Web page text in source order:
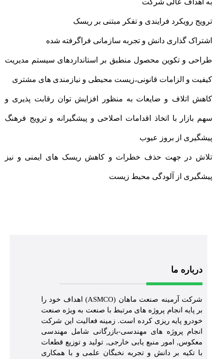
به اهداف عالی شرکت
ترویج رویکرد فرایندی و تفکر مبتنی بر ریسک
اشتراک گذاری دانش و تجربه سازمانی فراگرفته شده
طراحی و تکوین محصول منطبق بر استانداردهای سیستم مدیریت
کیفیت و الزامات قانونی،زیست محیطی و نیازمندی های مشتری
کاهش اتلاف و ضایعات به منظور افزایش توان رقابت پذیری و
سهم بازار با اتخاذ اقدامات اصلاحی و پیشگیرانه و ترویج فرهنگ
پیشگیری از بروز عیوب
تلاش در جهت حذف خطرات و کاهش ریسک های ایمنی و نیز
پیشگیری از آلودگی محیط زیست
درباره ما
شرکت آرمینه صنعت ماهان (ASMCO) اهداف خود را
بر پایه انجام پروژه های مرتبط با صنعت به ویژه صنعت
خودرو پایه ریزی کرده است. زمینه فعالیت این شرکت
انجام پروژه های مهندسی-بازرگانی شامل مهندسی
معکوس, امور منبع یابی خارجی, تولید و توزیع قطعات
با تکیه بر دانش و تجربه نخبگان علمی و با همکاری